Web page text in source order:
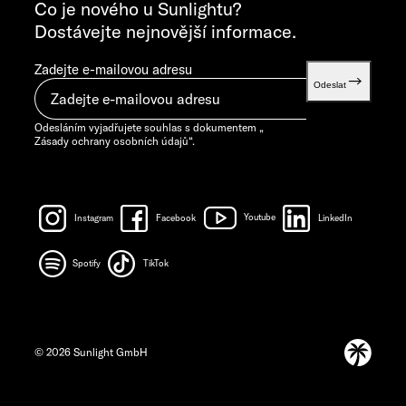
Co je nového u Sunlightu?
Dostávejte nejnovější informace.
Zadejte e-mailovou adresu
Odeslat
Odesláním vyjadřujete souhlas s dokumentem „
Zásady ochrany osobních údajů“.
Instagram Facebook Youtube LinkedIn
Spotify TikTok
© 2026 Sunlight GmbH